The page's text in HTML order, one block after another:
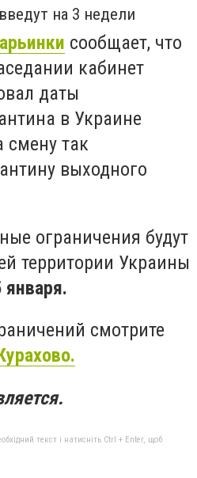
на 3 недели
сообщает, что
кабинет
даты
в Украине
смену так
выходного
ограничения будут
территории Украины
января.
смотрите
текст і натисніть Ctrl + Enter, щоб